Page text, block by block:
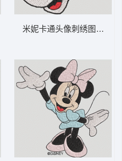
DST格式
米妮卡通头像刺绣图案 米